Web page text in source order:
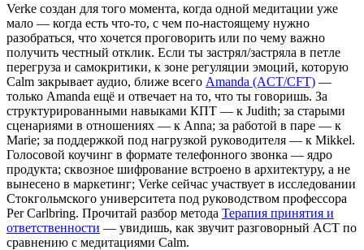
Verke создан для того момента, когда одной медитации уже
мало — когда есть что-то, с чем по-настоящему нужно
разобраться, что хочется проговорить или по чему важно
получить честный отклик. Если ты застрял/застряла в петле
перегруза и самокритики, к зоне регуляции эмоций, которую
Calm закрывает аудио, ближе всего Amanda (ACT/CFT) —
только Amanda ещё и отвечает на то, что ты говоришь. За
структурированными навыками КПТ — к Judith; за старыми
сценариями в отношениях — к Anna; за работой в паре — к
Marie; за поддержкой под нагрузкой руководителя — к Mikkel.
Голосовой коучинг в формате телефонного звонка — ядро
продукта; сквозное шифрование встроено в архитектуру, а не
вынесено в маркетинг; Verke сейчас участвует в исследовании
Стокгольмского университета под руководством профессора
Per Carlbring. Прочитай разбор метода Терапия принятия и
ответственности — увидишь, как звучит разговорный ACT по
сравнению с медитациями Calm.